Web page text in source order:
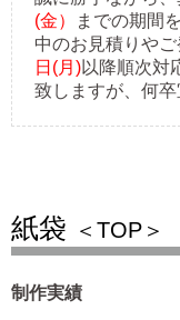
(金）
までの期間
中のお見積りや
日(月)以降順次対
致しますが、何卒
紙袋 ＜TOP＞
制作実績